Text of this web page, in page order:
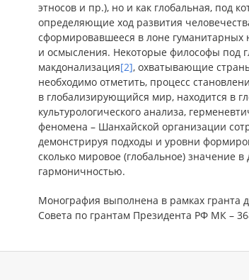
этносов и пр.), но и как глобальная,
определяющие ход развития
сформировавшееся в лоне гуманитарных
и осмысления. Некоторые философы под
макдонализация[2], охватывающие
необходимо отметить, процесс
в глобализирующийся мир, находится в
культурологического анализа,
феномена – Шанхайской организации
демонстрируя подходы и уровни
сколько мировое (глобальное) значение
гармоничностью.
Монография выполнена в рамках гранта
Совета по грантам Президента РФ МК –